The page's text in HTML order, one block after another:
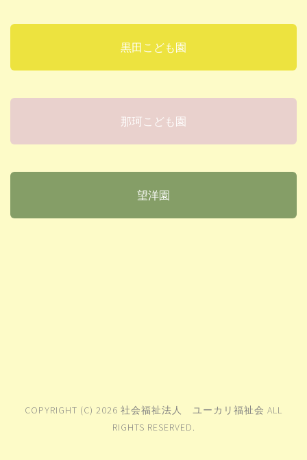
黒田こども園
那珂こども園
望洋園
COPYRIGHT (C) 2026 社会福祉法人 ユーカリ福祉会 ALL
RIGHTS RESERVED.